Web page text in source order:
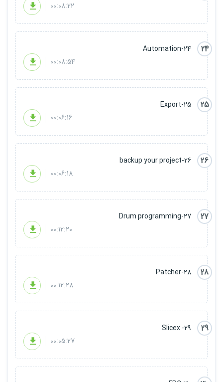
00:08:22
24
24-Automation
00:08:54
25
25-Export
00:06:16
26
26-backup your project
00:06:18
27
27-Drum programming
00:12:20
28
28-Patcher
00:12:28
29
29- Slicex
00:05:27